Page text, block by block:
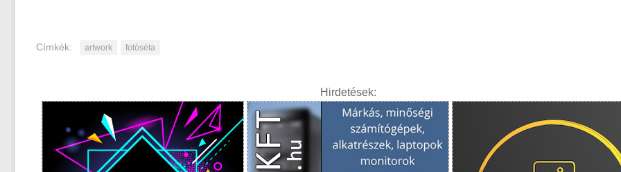
Címkék: artwork fotóséta
Hirdetések: